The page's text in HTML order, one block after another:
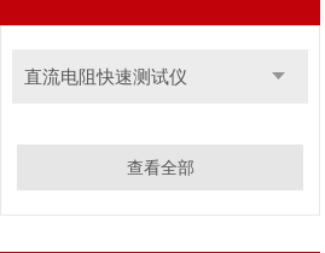
直流电阻快速测试仪
查看全部